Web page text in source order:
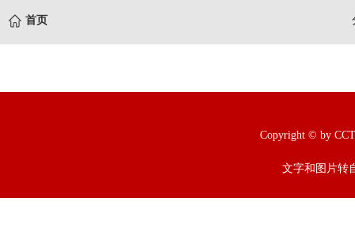
首页
Copyright © by
文字和图片转